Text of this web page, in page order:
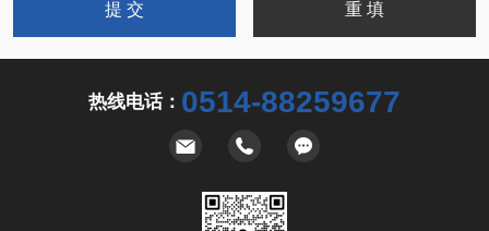
热线电话： 0514-88259677